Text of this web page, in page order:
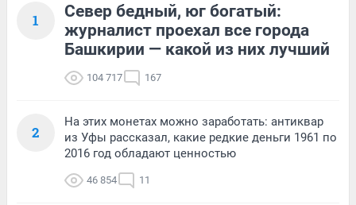
1
Север бедный, юг богатый:
журналист проехал все города
Башкирии — какой из них лучший
104 717 167
2
На этих монетах можно заработать: антиквар
из Уфы рассказал, какие редкие деньги 1961 по
2016 год обладают ценностью
46 854 11